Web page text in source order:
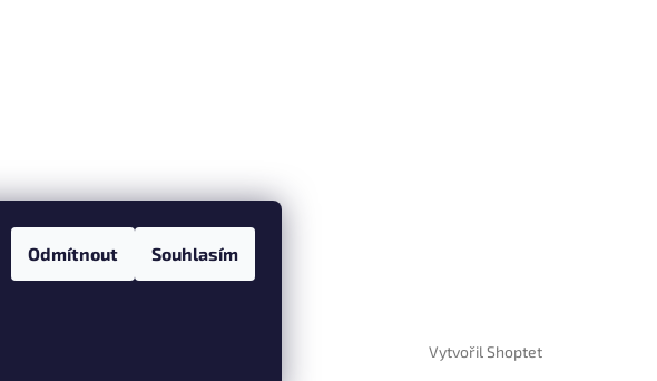
Odmítnout Souhlasím
Vytvořil Shoptet